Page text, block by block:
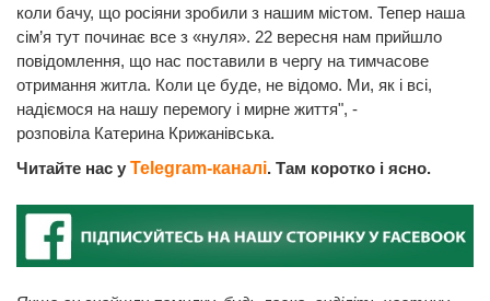
коли бачу, що росіяни зробили з нашим містом. Тепер наша
сім’я тут починає все з «нуля». 22 вересня нам прийшло
повідомлення, що нас поставили в чергу на тимчасове
отримання житла. Коли це буде, не відомо. Ми, як і всі,
надіємося на нашу перемогу і мирне життя", -
розповіла Катерина Крижанівська.
Читайте нас у Telegram-каналі. Там коротко і ясно.